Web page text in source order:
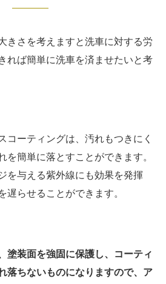
きさを考えますと洗車に対する労
れば簡単に洗車を済ませたいと考
コーティングは、汚れもつきにく
を簡単に落とすことができます。
を与える紫外線にも効果を発揮
遅らせることができます。
塗装面を強固に保護し、コーティ
落ちないものになりますので、ア